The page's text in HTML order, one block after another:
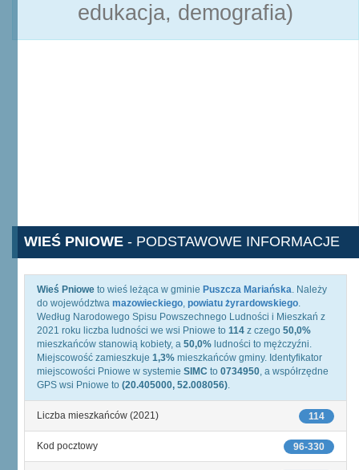
edukacja, demografia)
WIEŚ PNIOWE - PODSTAWOWE INFORMACJE
Wieś Pniowe to wieś leżąca w gminie Puszcza Mariańska. Należy
do województwa mazowieckiego, powiatu żyrardowskiego.
Według Narodowego Spisu Powszechnego Ludności i Mieszkań z
2021 roku liczba ludności we wsi Pniowe to 114 z czego 50,0%
mieszkańców stanowią kobiety, a 50,0% ludności to mężczyźni.
Miejscowość zamieszkuje 1,3% mieszkańców gminy. Identyfikator
miejscowości Pniowe w systemie SIMC to 0734950, a współrzędne
GPS wsi Pniowe to (20.405000, 52.008056).
114
Liczba mieszkańców (2021)
96-330
Kod pocztowy